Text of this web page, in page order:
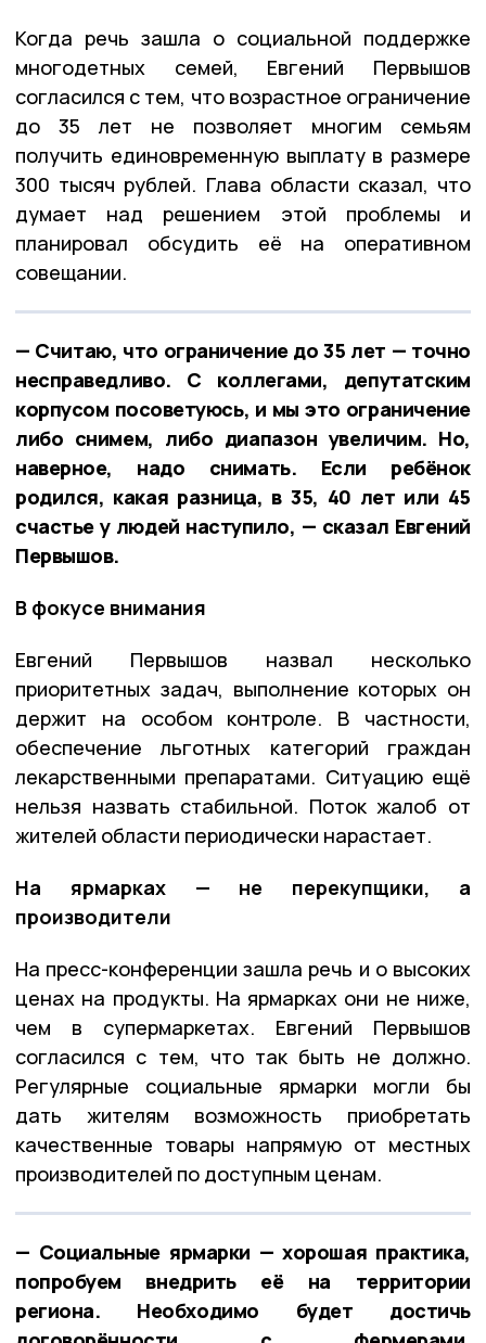
Когда речь зашла о социальной поддержке
многодетных семей, Евгений Первышов
согласился с тем, что возрастное ограничение
до 35 лет не позволяет многим семьям
получить единовременную выплату в размере
300 тысяч рублей. Глава области сказал, что
думает над решением этой проблемы и
планировал обсудить её на оперативном
совещании.
— Считаю, что ограничение до 35 лет — точно
несправедливо. С коллегами, депутатским
корпусом посоветуюсь, и мы это ограничение
либо снимем, либо диапазон увеличим. Но,
наверное, надо снимать. Если ребёнок
родился, какая разница, в 35, 40 лет или 45
счастье у людей наступило, — сказал Евгений
Первышов.
В фокусе внимания
Евгений Первышов назвал несколько
приоритетных задач, выполнение которых он
держит на особом контроле. В частности,
обеспечение льготных категорий граждан
лекарственными препаратами. Ситуацию ещё
нельзя назвать стабильной. Поток жалоб от
жителей области периодически нарастает.
На ярмарках — не перекупщики, а
производители
На пресс-конференции зашла речь и о высоких
ценах на продукты. На ярмарках они не ниже,
чем в супермаркетах. Евгений Первышов
согласился с тем, что так быть не должно.
Регулярные социальные ярмарки могли бы
дать жителям возможность приобретать
качественные товары напрямую от местных
производителей по доступным ценам.
— Социальные ярмарки — хорошая практика,
попробуем внедрить её на территории
региона. Необходимо будет достичь